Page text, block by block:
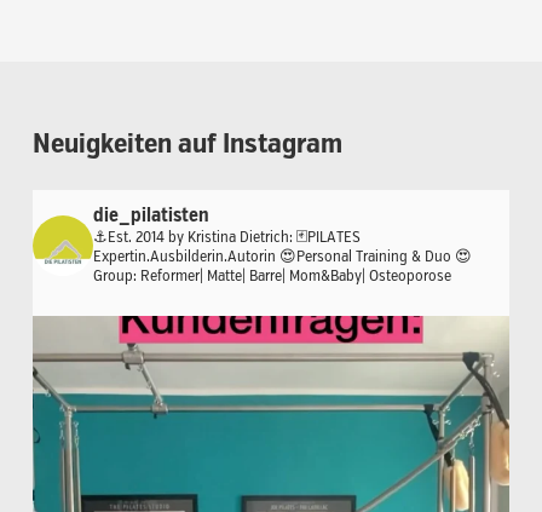
Neuigkeiten auf Instagram
die_pilatisten
⚓️Est. 2014 by Kristina Dietrich: 🃏PILATES
Expertin.Ausbilderin.Autorin 😍Personal Training & Duo 😍
Group: Reformer| Matte| Barre| Mom&Baby| Osteoporose